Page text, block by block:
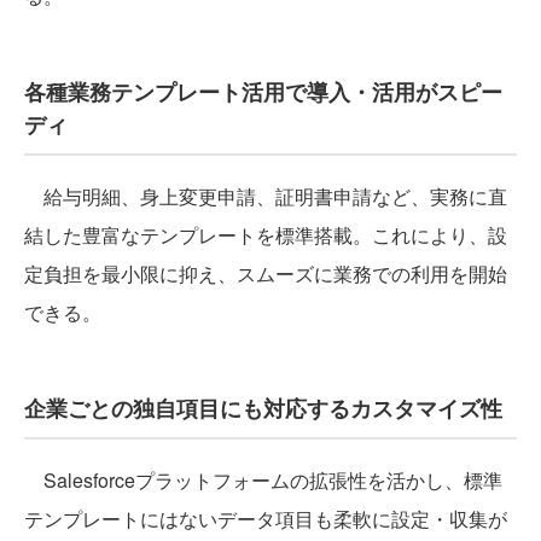
各種業務テンプレート活用で導入・活用がスピー
ディ
給与明細、身上変更申請、証明書申請など、実務に直
結した豊富なテンプレートを標準搭載。これにより、設
定負担を最小限に抑え、スムーズに業務での利用を開始
できる。
企業ごとの独自項目にも対応するカスタマイズ性
Salesforceプラットフォームの拡張性を活かし、標準
テンプレートにはないデータ項目も柔軟に設定・収集が